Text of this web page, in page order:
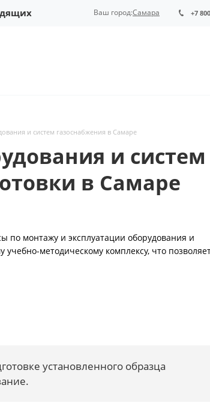
+7
Ваш город:Самара
и систем газоснабжения в Самаре
и
в Самаре
по монтажу и эксплуатации оборудования и
методическому комплексу, что
установленного образца